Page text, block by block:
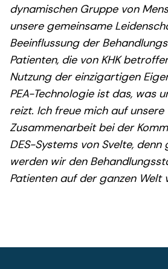
dynamischen Gruppe von
unsere gemeinsame
Beeinflussung der
Patienten, die von KHK
Nutzung der einzigartigen
PEA-Technologie ist das, was
reizt. Ich freue mich auf
Zusammenarbeit bei der
DES-Systems von Svelte, denn
werden wir den
Patienten auf der ganzen Welt